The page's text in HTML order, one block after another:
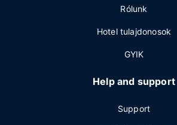
Rólunk
Hotel tulajdonosok
GYIK
Help and support
Support